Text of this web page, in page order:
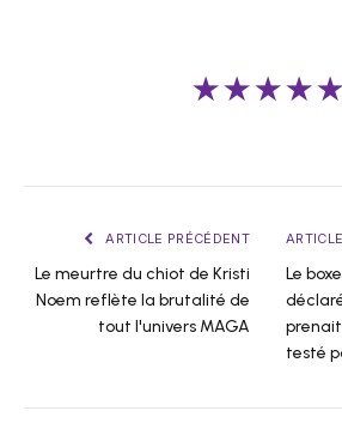
★★★★★
ARTICLE PRÉCÉDENT
Le meurtre du chiot de Kristi
Noem reflète la brutalité de
tout l'univers MAGA
Le
testé